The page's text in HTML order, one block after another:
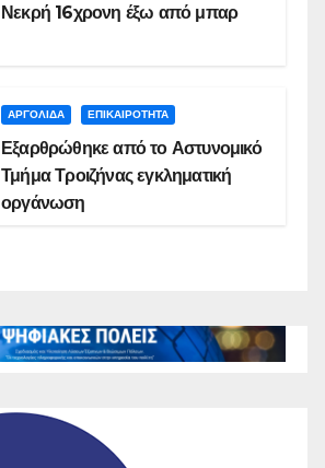
Νεκρή 16χρονη έξω από μπαρ
ΑΡΓΟΛΙΔΑ ΕΠΙΚΑΙΡΟΤΗΤΑ
Εξαρθρώθηκε από το Αστυνομικό
Τμήμα Τροιζήνας εγκληματική
οργάνωση